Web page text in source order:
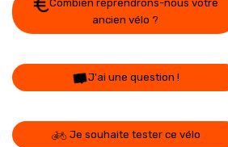
Combien reprendrons-nous votre
ancien vélo ?
J'ai une question !
Je souhaite tester ce vélo